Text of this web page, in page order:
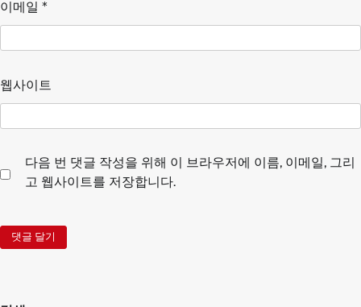
이메일 *
웹사이트
다음 번 댓글 작성을 위해 이 브라우저에 이름, 이메일, 그리
고 웹사이트를 저장합니다.